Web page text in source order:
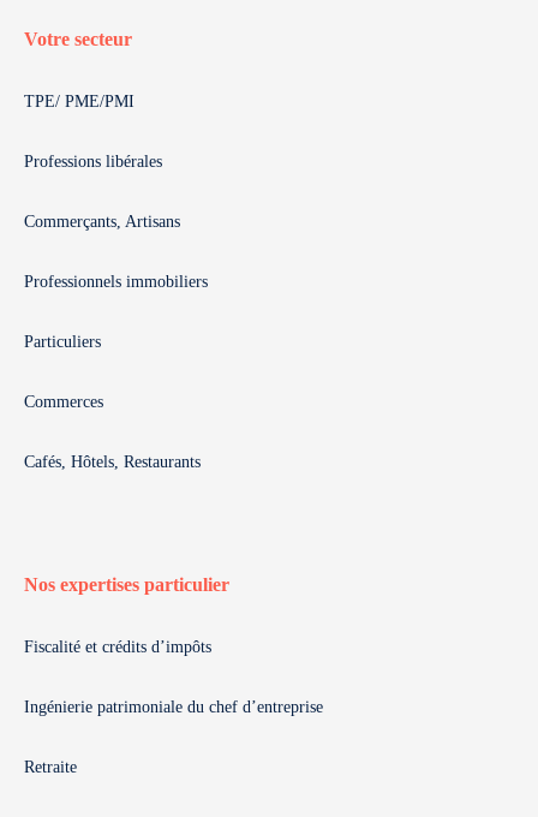
Votre secteur
TPE/ PME/PMI
Professions libérales
Commerçants, Artisans
Professionnels immobiliers
Particuliers
Commerces
Cafés, Hôtels, Restaurants
Nos expertises particulier
Fiscalité et crédits d’impôts
Ingénierie patrimoniale du chef d’entreprise
Retraite